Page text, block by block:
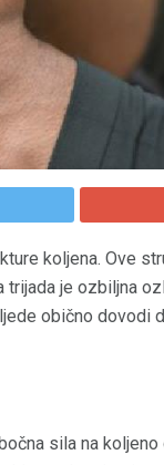
koljena. Ove
je ozbiljna
obično dovodi
sila na koljeno